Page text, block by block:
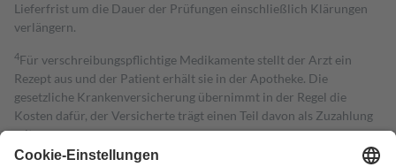
Lieferfrist um die Dauer der Prüfungen einschließlich Klärungen
verlängern.
4Für verschreibungspflichtige Medikamente stellt der Arzt ein
Rezept aus und der Patient erhält sie in der Apotheke. Die
gesetzliche Krankenversicherung übernimmt in der Regel die
Kosten dafür, der Versicherte trägt einen Teil davon als Zuzahlung
mit.
Grundsätzlich leisten Mitglieder Zuzahlungen in Höhe von zehn